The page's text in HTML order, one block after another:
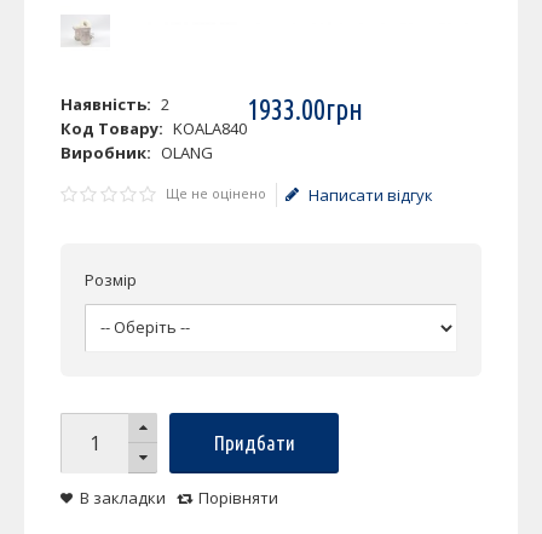
Наявність: 2
Код Товару: KOALA840
Виробник: OLANG
1933.00грн
Ще не оцінено Написати відгук
Розмір
Придбати
В закладки Порівняти